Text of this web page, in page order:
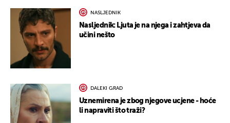
NASLJEDNIK
Nasljednik: Ljuta je na njega i zahtjeva da
učini nešto
DALEKI GRAD
Uznemirena je zbog njegove ucjene - hoće
li napraviti što traži?